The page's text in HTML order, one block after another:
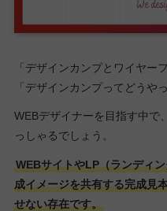
「デザインカンプとワイヤー
「デザインカンプってどうや
WEBデザイナーを目指す中で
っしゃるでしょう。
WEBサイトやLP（ランディ
成イメージを共有する完成見
せない存在です。